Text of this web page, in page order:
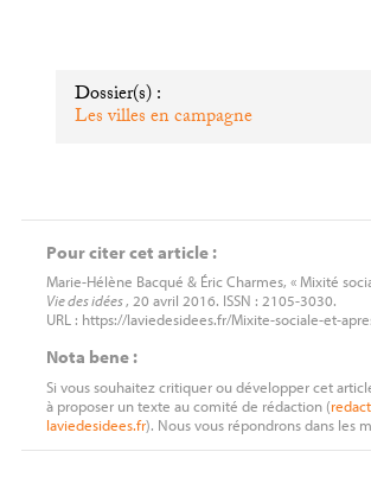
Dossier(s) :
Les villes en campagne
Pour citer cet article :
Marie-Hélène Bacqué & Éric Charmes, « Mixité
Vie des idées, 20 avril 2016. ISSN : 2105-3030.
URL : https://laviedesidees.fr/Mixite-sociale-et-
Nota bene :
Si vous souhaitez critiquer ou développer cet
à proposer un texte au comité de rédaction (
laviedesidees.fr). Nous vous répondrons dans les